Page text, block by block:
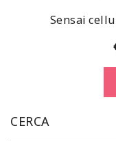
Sensai
CERCA